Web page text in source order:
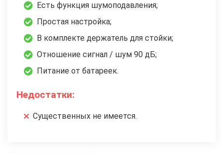
Есть функция шумоподавления;
Простая настройка;
В комплекте держатель для стойки;
Отношение сигнал / шум 90 дБ;
Питание от батареек.
Недостатки:
Существенных не имеется.